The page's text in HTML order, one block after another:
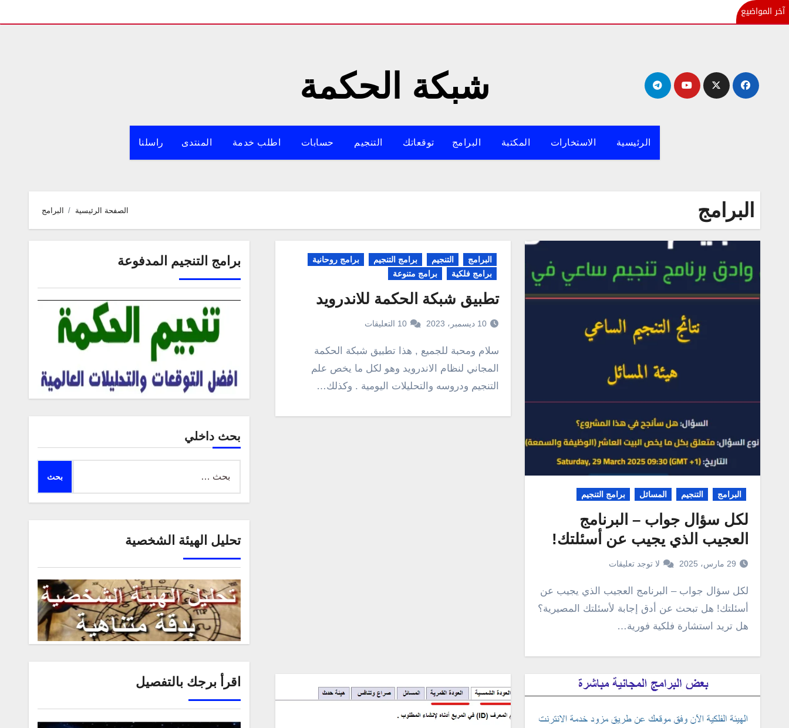
آخر المواضيع
شبكة الحكمة
الرئيسية الاستخارات المكتبة البرامج توقعاتك التنجيم حسابات اطلب خدمة المنتدى راسلنا
البرامج الصفحة الرئيسية البرامج
البرامج التنجيم المسائل برامج التنجيم
لكل سؤال جواب – البرنامج
العجيب الذي يجيب عن أسئلتك!
29 مارس، 2025 لا توجد تعليقات
لكل سؤال جواب – البرنامج العجيب الذي يجيب عن
أسئلتك! هل تبحث عن أدق إجابة لأسئلتك المصيرية؟
هل تريد استشارة فلكية فورية…
البرامج التنجيم برامج التنجيم
برامج روحانية
برامج فلكية
برامج متنوعة
تطبيق شبكة الحكمة للاندرويد
10 ديسمبر، 2023 10 التعليقات
سلام ومحبة للجميع , هذا تطبيق شبكة الحكمة
المجاني لنظام الاندرويد وهو لكل ما يخص علم
التنجيم ودروسه والتحليلات اليومية . وكذلك…
برامج التنجيم المدفوعة
بحث داخلي
عن:
تحليل الهيئة الشخصية
اقرأ برجك بالتفصيل